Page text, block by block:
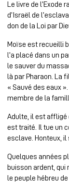
Le livre de l’Exode
d’Israël de
don de la Loi par
Moïse est recueilli
l’a placé dans un
le sauver du
là par Pharaon. La
« Sauvé des eaux
membre de la
Adulte, il est affligé
est traité. Il tue un
esclave. Honteux, il
Quelques années
buisson ardent, qui
le peuple hébreu